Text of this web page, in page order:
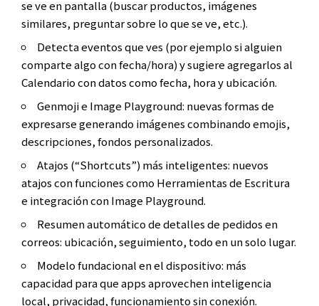
se ve en pantalla (buscar productos, imágenes
similares, preguntar sobre lo que se ve, etc.).
Detecta eventos que ves (por ejemplo si alguien
comparte algo con fecha/hora) y sugiere agregarlos al
Calendario con datos como fecha, hora y ubicación.
Genmoji e Image Playground: nuevas formas de
expresarse generando imágenes combinando emojis,
descripciones, fondos personalizados.
Atajos (“Shortcuts”) más inteligentes: nuevos
atajos con funciones como Herramientas de Escritura
e integración con Image Playground.
Resumen automático de detalles de pedidos en
correos: ubicación, seguimiento, todo en un solo lugar.
Modelo fundacional en el dispositivo: más
capacidad para que apps aprovechen inteligencia
local, privacidad, funcionamiento sin conexión.